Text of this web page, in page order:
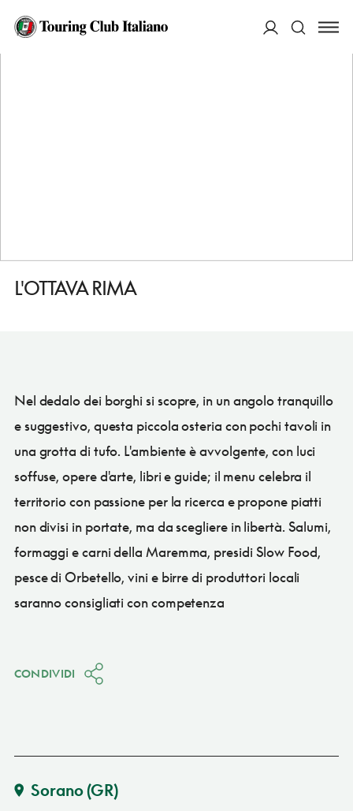
HOME
L'OTTAVA RIMA
Nel dedalo dei borghi si scopre, in un angolo tranquillo
e suggestivo, questa piccola osteria con pochi tavoli in
una grotta di tufo. L'ambiente è avvolgente, con luci
soffuse, opere d'arte, libri e guide; il menu celebra il
territorio con passione per la ricerca e propone piatti
non divisi in portate, ma da scegliere in libertà. Salumi,
formaggi e carni della Maremma, presidi Slow Food,
pesce di Orbetello, vini e birre di produttori locali
saranno consigliati con competenza
CONDIVIDI
Sorano(GR)